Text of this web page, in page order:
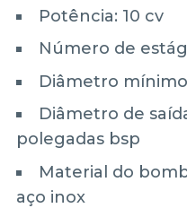
Potência: 10 cv
Número de
Diâmetro
Diâmetro de
polegadas bsp
Material do
aço inox